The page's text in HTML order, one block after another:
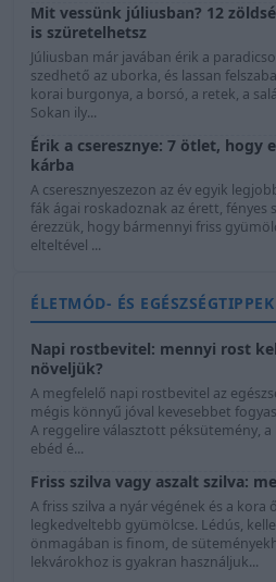
Mit vessünk júliusban? 12
is szüretelhetsz
Júliusban már javában érik a
szedhető az uborka, és lassan
korai burgonya, a borsó, a retek, a
Sokan ily...
Érik a cseresznye: 7 ötlet, hogy
kárba
A cseresznyeszezon az év egyik
fák ágai roskadoznak az érett, fényes
érezzük, hogy bármennyi friss
elteltével ...
ÉLETMÓD- ÉS EGÉSZSÉGTIPPEK
Napi rostbevitel: mennyi rost
növeljük?
A megfelelő napi rostbevitel az
mégis könnyű jóval kevesebbet
A reggelire választott péksütemény,
ebéd é...
Friss szilva vagy aszalt szilva:
A friss szilva a nyár végének és a kora
legkedveltebb gyümölcse. Lédús,
önmagában is finom, de
lekvárokhoz is gyakran használjuk...